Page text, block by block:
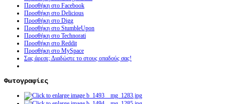
Προσθήκη στο Facebook
Προσθήκη στο Delicious
Προσθήκη στο Digg
Προσθήκη στο StumbleUpon
Προσθήκη στο Technorati
Προσθήκη στο Reddit
Προσθήκη στο MySpace
Σας άρεσε; Διαδώστε το στους οπαδούς σας!
Φωτογραφίες